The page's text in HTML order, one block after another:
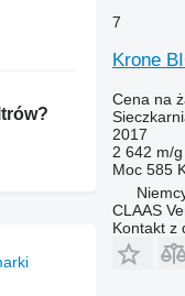
7
Krone
Cena na
2017
2 642 m/g
Moc 585
CLAAS
Kontakt z